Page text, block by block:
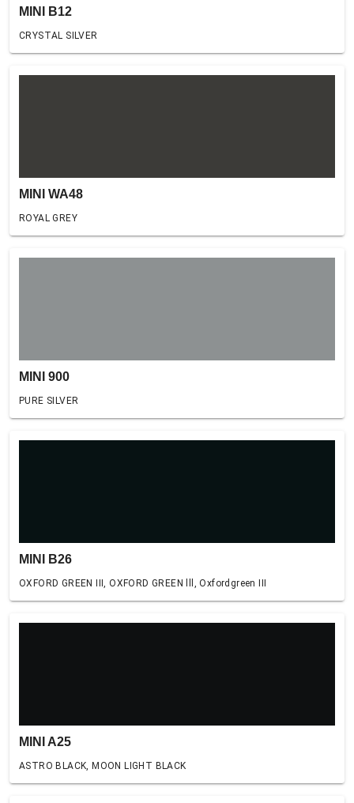
MINI B12
CRYSTAL SILVER
MINI WA48
ROYAL GREY
MINI 900
PURE SILVER
MINI B26
OXFORD GREEN III, OXFORD GREEN lll, Oxfordgreen III
MINI A25
ASTRO BLACK, MOON LIGHT BLACK